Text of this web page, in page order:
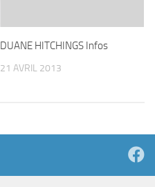
DUANE HITCHINGS Infos
21 AVRIL 2013